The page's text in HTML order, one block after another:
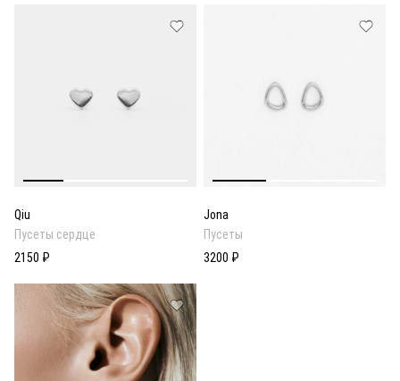
Qiu
Пусеты сердце
2150 ₽
Jona
Пусеты
3200 ₽